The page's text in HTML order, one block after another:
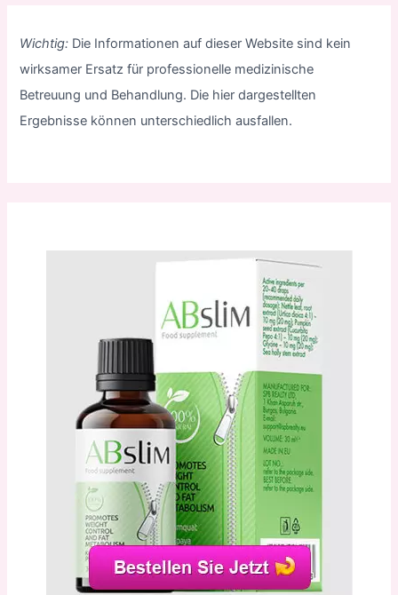
Wichtig: Die Informationen auf dieser Website sind kein
wirksamer Ersatz für professionelle medizinische
Betreuung und Behandlung. Die hier dargestellten
Ergebnisse können unterschiedlich ausfallen.